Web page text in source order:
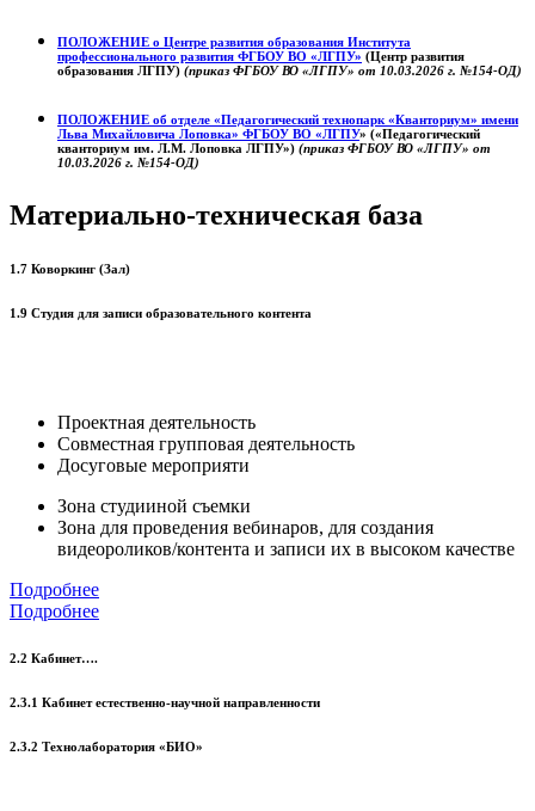
ПОЛОЖЕНИЕ о Центре развития образования Института
профессионального развития ФГБОУ ВО «ЛГПУ» (Центр развития
образования ЛГПУ) (приказ ФГБОУ ВО «ЛГПУ» от 10.03.2026 г. №154-ОД)
ПОЛОЖЕНИЕ об отделе «Педагогический технопарк «Кванториум» имени
Льва Михайловича Лоповка» ФГБОУ ВО «ЛГПУ» («Педагогический
кванториум им. Л.М. Лоповка ЛГПУ») (приказ ФГБОУ ВО «ЛГПУ» от
10.03.2026 г. №154-ОД)
Материально-техническая база
1.7 Коворкинг (Зал)
1.9 Студия для записи образовательного контента
Проектная деятельность
Совместная групповая деятельность
Досуговые мероприяти
Зона студииной съемки
Зона для проведения вебинаров, для создания
видеороликов/контента и записи их в высоком качестве
Подробнее
Подробнее
2.2 Кабинет….
2.3.1 Кабинет естественно-научной направленности
2.3.2 Технолаборатория «БИО»